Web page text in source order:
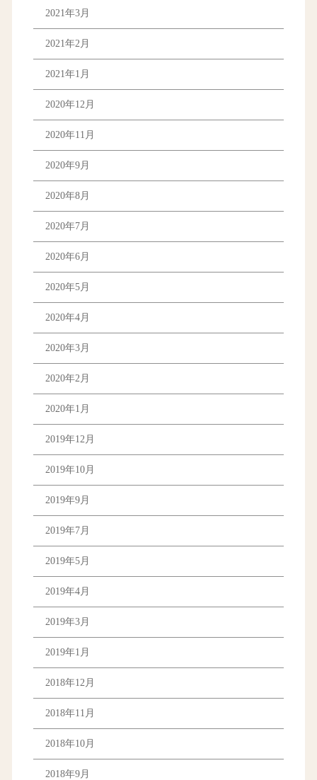
2021年3月
2021年2月
2021年1月
2020年12月
2020年11月
2020年9月
2020年8月
2020年7月
2020年6月
2020年5月
2020年4月
2020年3月
2020年2月
2020年1月
2019年12月
2019年10月
2019年9月
2019年7月
2019年5月
2019年4月
2019年3月
2019年1月
2018年12月
2018年11月
2018年10月
2018年9月